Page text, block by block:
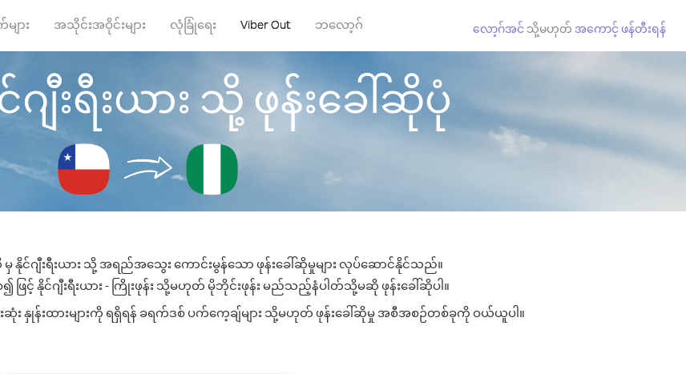
ျား အသိုင်းအဝိုင်းများ လုံခြုံရေး Viber Out ဘလော့ဂ် လော့ဂ်အင် သို့မဟုတ် အကောင့် ဖန်တီးရန်
ဂျီးရီးယား သို့ ဖုန်းခေါ်ဆိုပုံ
မှ နိုင်ဂျီးရီးယား သို့ အရည်အသွေး ကောင်းမွန်သော ဖုန်းခေါ်ဆိုမှုများ လုပ်ဆောင်နိုင်သည်။
ဖြင့် နိုင်ဂျီးရီးယား - ကြိုးဖုန်း သို့မဟုတ် မိုဘိုင်းဖုန်း မည်သည့်နံပါတ်သို့မဆို ဖုန်းခေါ်ဆိုပါ။
း နှုန်းထားများကို ရရှိရန် ခရက်ဒစ် ပက်ကေ့ချ်များ သို့မဟုတ် ဖုန်းခေါ်ဆိုမှု အစီအစဉ်တစ်ခုကို ဝယ်ယူပါ။